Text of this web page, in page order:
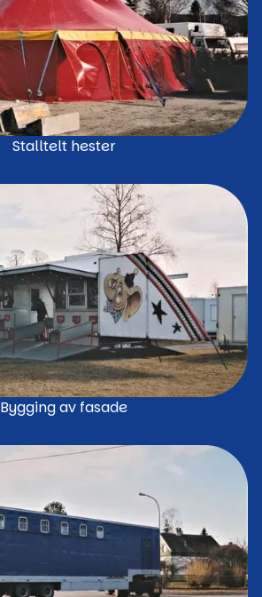
Stalltelt hester
Bygging av fasade